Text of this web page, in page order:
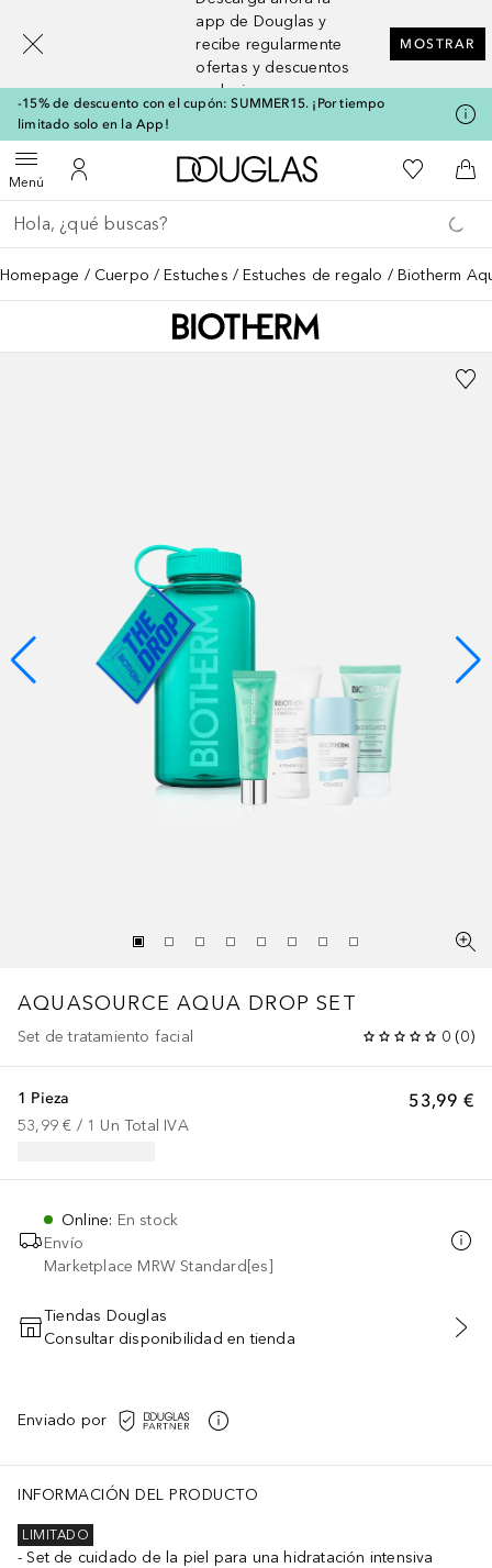
app de Douglas y
recibe regularmente
ofertas y descuentos
exclusivos
MOSTRAR
-15% de descuento con el cupón: SUMMER15. ¡Por tiempo
limitado solo en la App!
MenúAbrir menúMi cuenta
A Douglas HomeMi lista de
A
Regresar
Ejecutar búsqueda
Homepage Cuerpo Estuches Estuches de regalo Biotherm
AQUASOURCE AQUA DROP SET
Set de tratamiento facial 0 (0)
53,99 €
1 Pieza
53,99 € / 1 Un Total IVA
Online: En stock
Envío
Marketplace MRW Standard[es]
AÑADIR AL CARRITO
Tiendas Douglas
Consultar disponibilidad en tienda
Enviado por
INFORMACIÓN DEL PRODUCTO
LIMITADO
Set de cuidado de la piel para una hidratación intensiva
[navigation.slideout.screenreader]